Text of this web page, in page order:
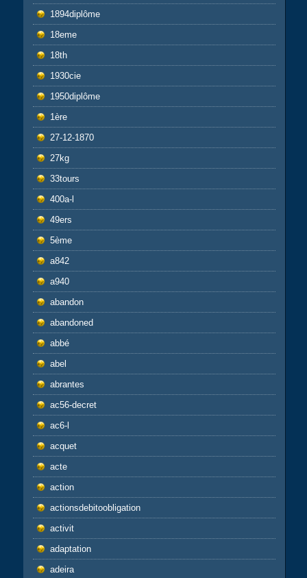
1894diplôme
18eme
18th
1930cie
1950diplôme
1ère
27-12-1870
27kg
33tours
400a-l
49ers
5ème
a842
a940
abandon
abandoned
abbé
abel
abrantes
ac56-decret
ac6-l
acquet
acte
action
actionsdebitoobligation
activit
adaptation
adeira